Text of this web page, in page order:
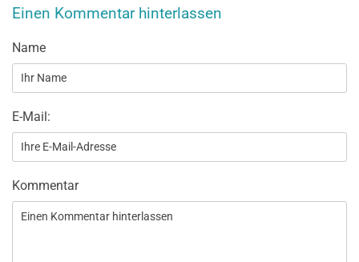
Einen Kommentar hinterlassen
Name
E-Mail:
Kommentar